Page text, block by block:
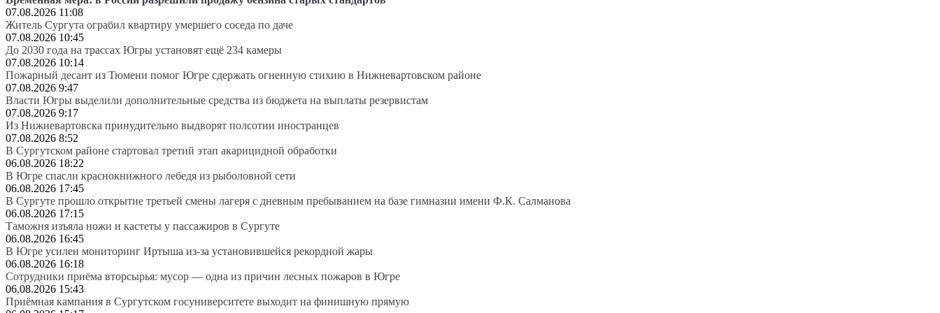
07.08.2026 11:08
Житель Сургута ограбил квартиру умершего соседа по даче
07.08.2026 10:45
До 2030 года на трассах Югры установят ещё 234 камеры
07.08.2026 10:14
Пожарный десант из Тюмени помог Югре сдержать огненную стихию в Нижневартовском районе
07.08.2026 9:47
Власти Югры выделили дополнительные средства из бюджета на выплаты резервистам
07.08.2026 9:17
Из Нижневартовска принудительно выдворят полсотни иностранцев
07.08.2026 8:52
В Сургутском районе стартовал третий этап акарицидной обработки
06.08.2026 18:22
В Югре спасли краснокнижного лебедя из рыболовной сети
06.08.2026 17:45
В Сургуте прошло открытие третьей смены лагеря с дневным пребыванием на базе гимназии имени Ф.К. Салманова
06.08.2026 17:15
Таможня изъяла ножи и кастеты у пассажиров в Сургуте
06.08.2026 16:45
В Югре усилен мониторинг Иртыша из-за установившейся рекордной жары
06.08.2026 16:18
Сотрудники приёма вторсырья: мусор — одна из причин лесных пожаров в Югре
06.08.2026 15:43
Приёмная кампания в Сургутском госуниверситете выходит на финишную прямую